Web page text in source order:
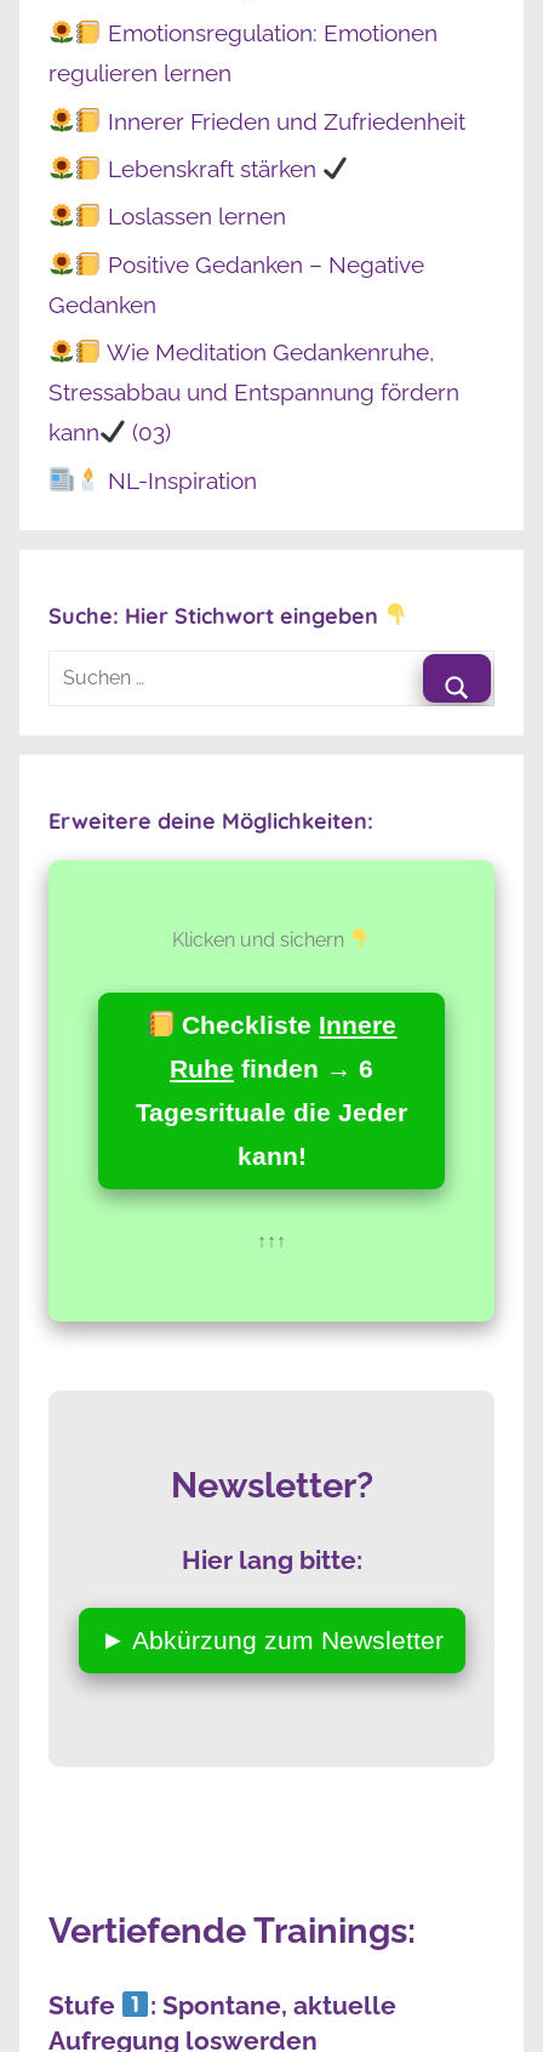
Emotionsregulation: Emotionen
regulieren lernen
Innerer Frieden und Zufriedenheit
Lebenskraft stärken
Loslassen lernen
Positive Gedanken – Negative
Gedanken
Wie Meditation Gedankenruhe,
Stressabbau und Entspannung fördern
kann
(03)
NL-Inspiration
Suche: Hier Stichwort eingeben
Suchen
Erweitere deine Möglichkeiten:
Klicken und sichern
Checkliste Innere
Ruhe finden → 6
Tagesrituale die Jeder
kann!
↑↑↑
Newsletter?
Hier lang bitte:
► Abkürzung zum Newsletter
Vertiefende Trainings:
Stufe
: Spontane, aktuelle
Aufregung loswerden